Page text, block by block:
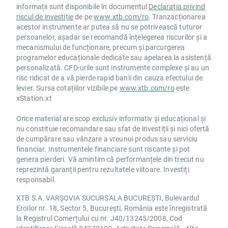
informații sunt disponibile în documentul Declarația privind
riscul de investițiede pewww.xtb.com/ro. Tranzacționarea
acestor instrumente ar putea să nu se potrivească tuturor
persoanelor, așadar se recomandă înțelegerea riscurilor și a
mecanismului de funcționare, precum și parcurgerea
programelor educaționale dedicate sau apelarea la asistență
personalizată. CFD-urile sunt instrumente complexe și au un
risc ridicat de a vă pierde rapid banii din cauza efectului de
levier. Sursa cotațiilor vizibile pe www.xtb.com/roeste
xStation.xt
Orice material are scop exclusiv informativ și educațional și
nu constituie recomandare sau sfat de investiții și nici ofertă
de cumpărare sau vânzare a vreunui produs sau serviciu
financiar. Instrumentele financiare sunt riscante și pot
genera pierderi. Vă amintim că performanțele din trecut nu
reprezintă garanții pentru rezultatele viitoare. Investiți
responsabil.
XTB S.A. VARȘOVIA SUCURSALA BUCUREȘTI, Bulevardul
Eroilor nr. 18, Sector 5, București, România este înregistrată
la Registrul Comerțului cu nr. J40/13245/2008, Cod